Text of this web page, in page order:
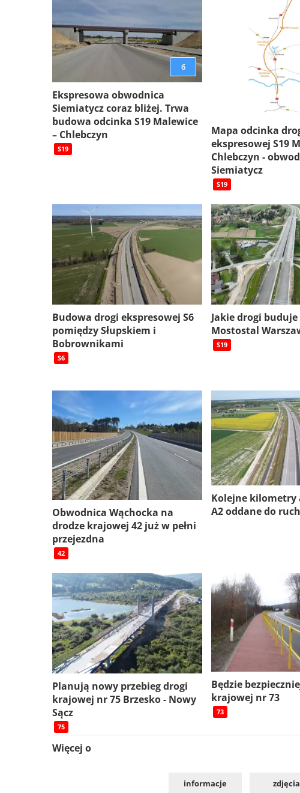
6
Ekspresowa obwodnica
Siemiatycz coraz bliżej. Trwa
budowa odcinka S19 Malewice
– Chlebczyn
S19
Mapa odcinka
ekspresowej S19
Chlebczyn -
Siemiatycz
S19
Budowa drogi ekspresowej S6
pomiędzy Słupskiem i
Bobrownikami
S6
Jakie drogi
Mostostal
S19
Obwodnica Wąchocka na
drodze krajowej 42 już w pełni
przejezdna
42
Kolejne
A2 oddane do
Planują nowy przebieg drogi
krajowej nr 75 Brzesko - Nowy
Sącz
75
Będzie
krajowej nr 73
73
Więcej o
informacje zdjęcia